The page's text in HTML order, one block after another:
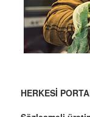
HERKESİ